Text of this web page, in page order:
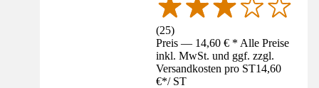
(25)
Preis — 14,60 € * Alle Preise
inkl. MwSt. und ggf. zzgl.
Versandkosten pro ST14,60
€*/ ST